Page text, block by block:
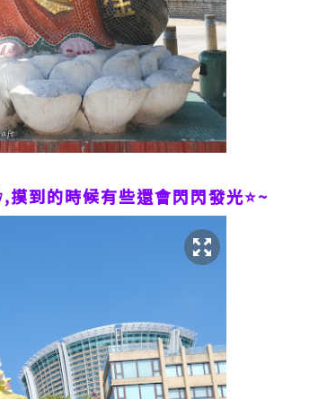
到的時候有些還會閃閃發光⭐️~